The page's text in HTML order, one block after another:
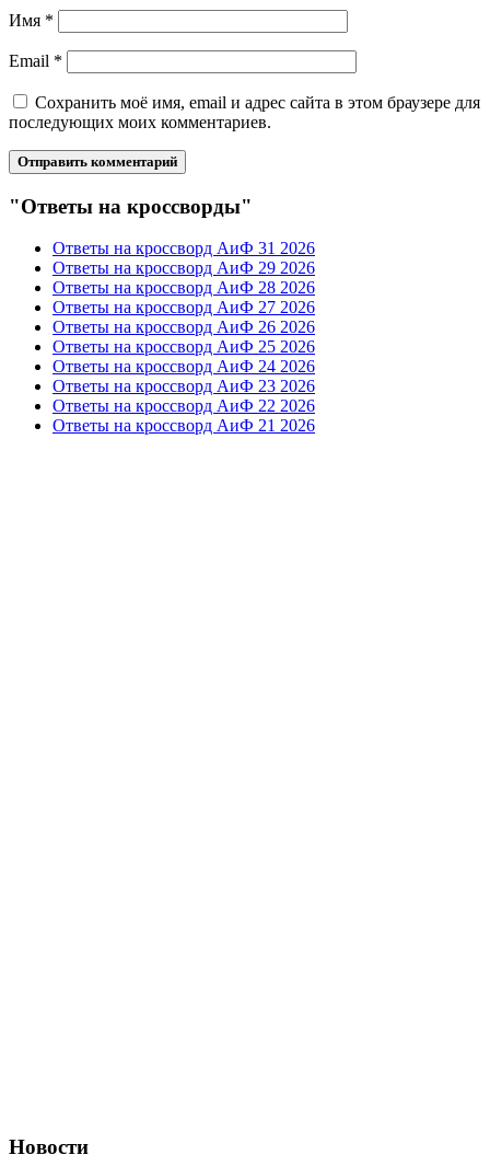
Имя *
Email *
Сохранить моё имя, email и адрес сайта в этом браузере для
последующих моих комментариев.
"Ответы на кроссворды"
Ответы на кроссворд АиФ 31 2026
Ответы на кроссворд АиФ 29 2026
Ответы на кроссворд АиФ 28 2026
Ответы на кроссворд АиФ 27 2026
Ответы на кроссворд АиФ 26 2026
Ответы на кроссворд АиФ 25 2026
Ответы на кроссворд АиФ 24 2026
Ответы на кроссворд АиФ 23 2026
Ответы на кроссворд АиФ 22 2026
Ответы на кроссворд АиФ 21 2026
Новости